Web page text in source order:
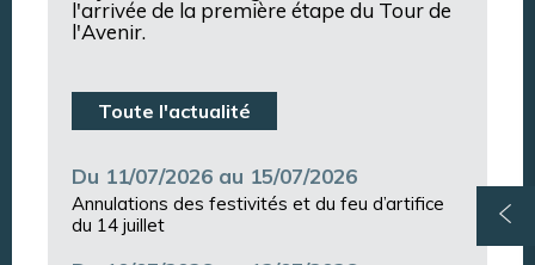
l'arrivée de la première étape du Tour de
l'Avenir.
Toute l'actualité
Du 11/07/2026 au 15/07/2026
Annulations des festivités et du feu d’artifice
du 14 juillet